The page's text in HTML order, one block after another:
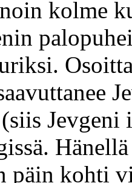
kolme
Jevgeni
päin kohti